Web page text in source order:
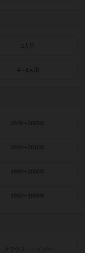
2人用
4～8人用
2019〜2020年
2010〜2015年
1990〜2000年
1950〜1980年
クラウス・トイバー